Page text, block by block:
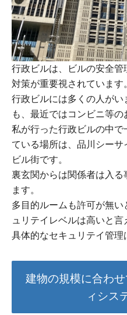
行政ビルは、ビルの安全
対策が重要視されています
行政ビルには多くの人が
も、最近ではコンビニ等の
私が行った行政ビルの中
ている場所は、品川シーサ
ビル街です。
裏玄関からは関係者は入
ます。
多目的ルームも許可が無
ュリテイレベルは高いと言
具体的なセキュリテイ管理
建物の規模に合わ
ィシス